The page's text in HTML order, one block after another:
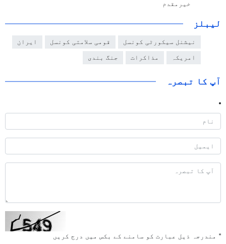
خیرمقدم
لیبلز
نیشنل سیکورٹی کونسل قومی سلامتی کونسل ایران
امریکہ مذاکرات جنگ بندی
آپ کا تبصرہ
* مندرجہ ذیل عبارت کو سامنے کے بکس میں درج کریں